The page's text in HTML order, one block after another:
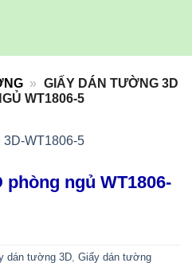
» GIẤY DÁN TƯỜNG 3D
WT1806-5
ngủ WT1806-
dán tường 3D, Giấy dán tường